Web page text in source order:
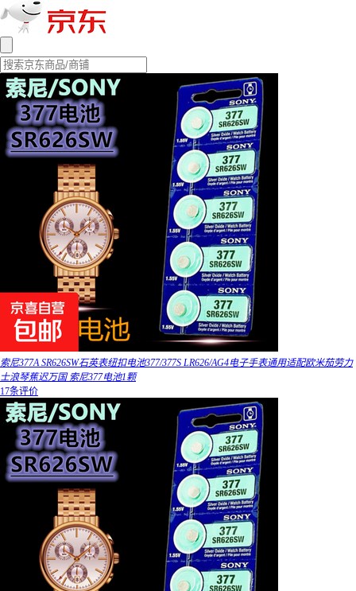
索尼377A SR626SW石英表纽扣电池377/377S LR626/AG4电子手表通用适配欧米茄劳力
士浪琴蕉迟万国 索尼377电池1颗
17条评价